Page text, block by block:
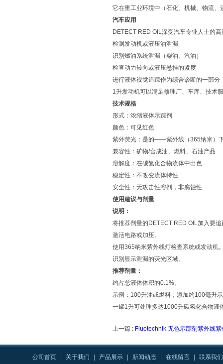
它在重工业环境中（石化、机械、物流
汽车应用
DETECT RED OIL深受汽车专业人士的
检测发动机或液压油泄漏
识别燃油系统泄漏（柴油、汽油）
检查动力转向或液压悬挂的紧度
进行液体视觉追踪作为综合诊断的一部分
1升发动机可以满足修理厂、车库、技术
技术规格
形式：浓缩液体示踪剂
颜色：可见红色
紫外荧光：是的——紫外线（365纳米）
兼容性：矿物/合成油、燃料、石油产品
溶解度：在碳氢化合物流体中出色
稳定性：不改变流体特性
安全性：无攻击性溶剂，非腐蚀性
使用建议与剂量
说明：
将推荐剂量的DETECT RED OIL加入要
激活电路或加压。
使用365纳米紫外线灯检查系统或发动机
识别显示泄漏的荧光区域。
推荐剂量：
约占总液体体积的0.1%。
示例：100升油或燃料，添加约100毫升
一罐1升可处理多达1000升碳氢化合物液
上一篇 : Fluotechnik 无色示踪剂紫外线
公司首页 关于我们 产品展示 新闻动态 在线留言
联系我们